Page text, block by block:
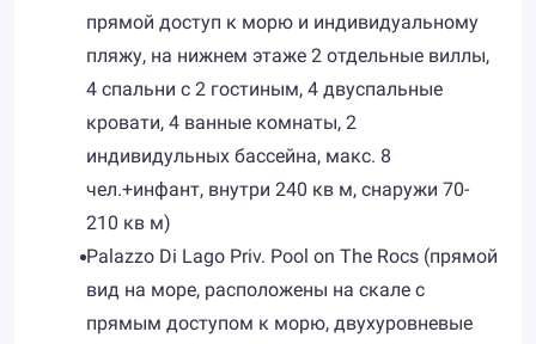
прямой доступ к морю и индивидуальному
пляжу, на нижнем этаже 2 отдельные виллы,
4 спальни с 2 гостиным, 4 двуспальные
кровати, 4 ванные комнаты, 2
индивидульных бассейна, макс. 8
чел.+инфант, внутри 240 кв м, снаружи 70-
210 кв м)
Palazzo Di Lago Priv. Pool on The Rocs (прямой
вид на море, расположены на скале с
прямым доступом к морю, двухуровневые